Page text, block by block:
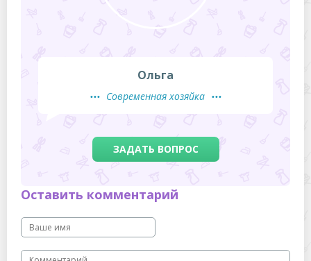
Ольга
Современная хозяйка
ЗАДАТЬ ВОПРОС
Оставить комментарий